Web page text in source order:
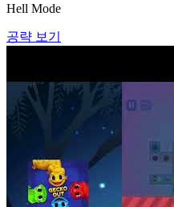
Hell Mode
공략 보기